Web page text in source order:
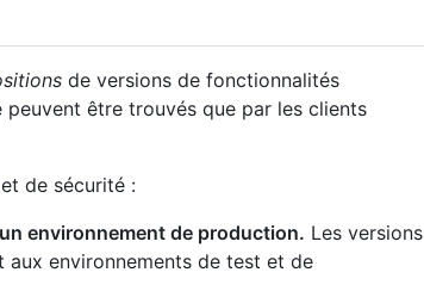
de versions de fonctionnalités
être trouvés que par les clients
de sécurité :
environnement de production. Les versions
aux environnements de test et de